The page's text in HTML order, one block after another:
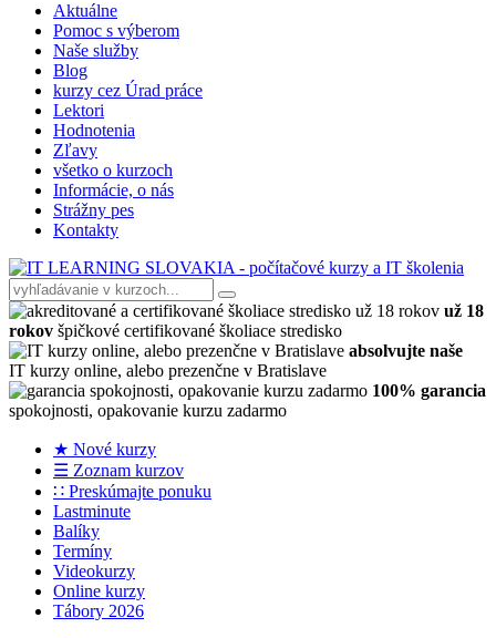
Aktuálne
Pomoc s výberom
Naše služby
Blog
kurzy cez Úrad práce
Lektori
Hodnotenia
Zľavy
všetko o kurzoch
Informácie, o nás
Strážny pes
Kontakty
už 18
rokov špičkové certifikované školiace stredisko
absolvujte naše
IT kurzy online, alebo prezenčne v Bratislave
100% garancia
spokojnosti, opakovanie kurzu zadarmo
★ Nové kurzy
☰ Zoznam kurzov
∷ Preskúmajte ponuku
Lastminute
Balíky
Termíny
Videokurzy
Online kurzy
Tábory 2026